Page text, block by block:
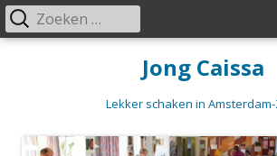
Jong Caissa
Lekker schaken in
Primair
Zoeken
naar: